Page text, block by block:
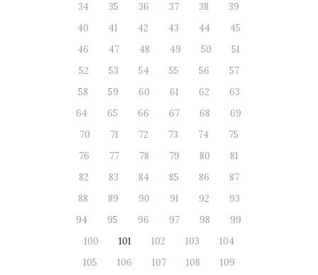
34
35 36 37 38
39
40
41 42 43 44
45
46
47 48 49 50
51
52
53 54 55 56
57
58
59 60 61 62
63
64
65 66 67 68
69
70
71 72 73 74
75
76
77 78 79 80
81
82
83 84 85 86
87
88
89 90 91 92
93
94
95 96 97 98
99
100
101 102 103
104
105
106 107 108
109